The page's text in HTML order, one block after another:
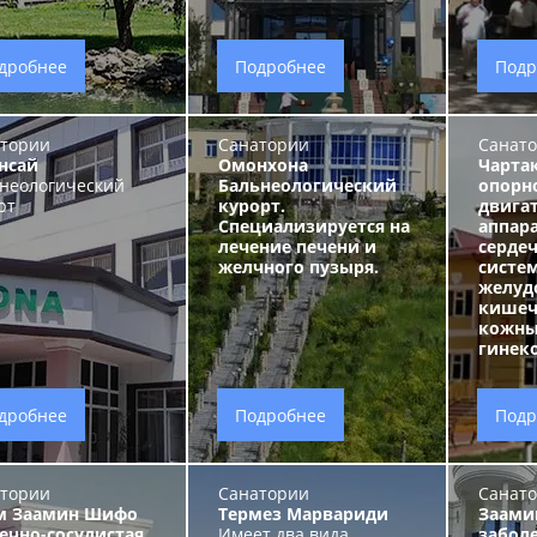
Подробнее
Санатории
Омонхона
Бальнеологический
курорт.
Специализируется на
лечение печени и
желчного пузыря.
Подробнее
Заамин Шифо
Санатории
Термез Марвариди